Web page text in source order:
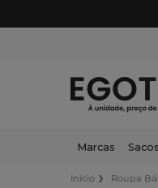
Marcas Sacos
Início Roupa